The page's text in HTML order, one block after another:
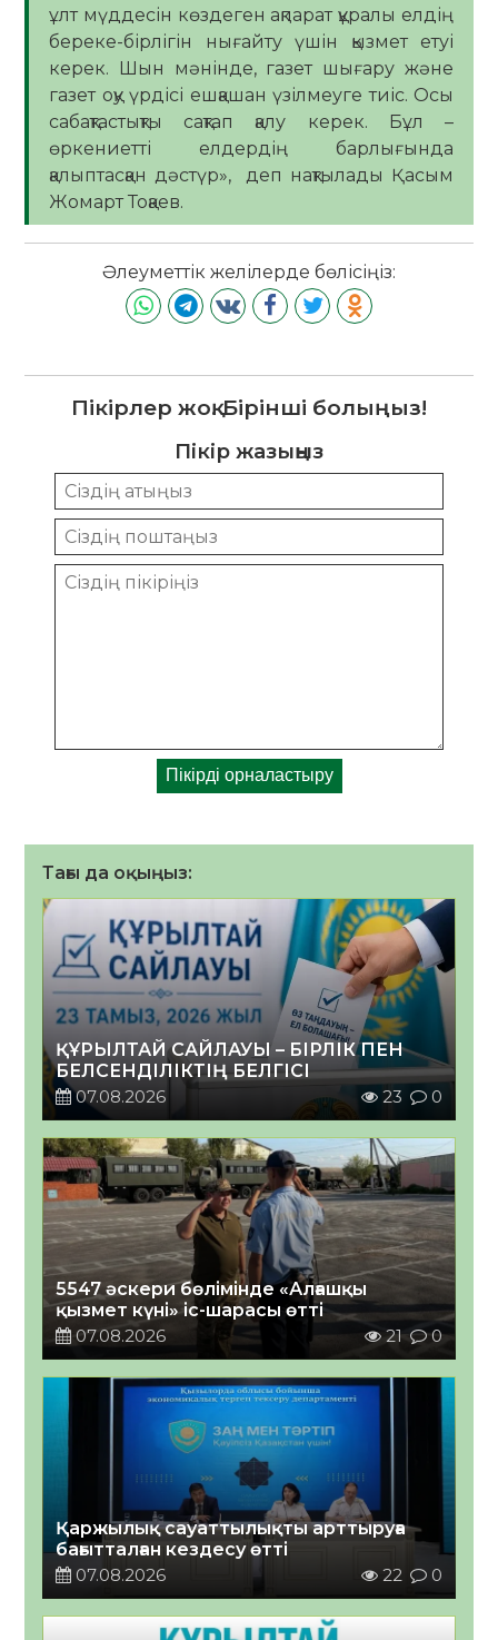
ұлт мүддесін көздеген ақпарат құралы елдің
береке-бірлігін нығайту үшін қызмет етуі
керек. Шын мәнінде, газет шығару және
газет оқу үрдісі ешқашан үзілмеуге тиіс. Осы
сабақтастықты сақтап қалу керек. Бұл –
өркениетті елдердің барлығында
қалыптасқан дәстүр», деп нақтылады Қасым
Жомарт Тоқаев.
Әлеуметтік желілерде бөлісіңіз:
Пікірлер жоқ. Бірінші болыңыз!
Пікір жазыңыз
Тағы да оқыңыз:
ҚҰРЫЛТАЙ САЙЛАУЫ – БІРЛІК ПЕН
БЕЛСЕНДІЛІКТІҢ БЕЛГІСІ
07.08.2026
23 0
5547 әскери бөлімінде «Алғашқы
қызмет күні» іс-шарасы өтті
07.08.2026
21 0
Қаржылық сауаттылықты арттыруға
бағытталған кездесу өтті
07.08.2026
22 0